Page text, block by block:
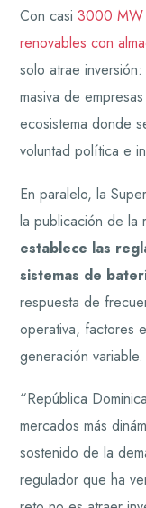
Con casi3000 MW
renovables con
solo atrae inversión:
masiva de
ecosistema donde
voluntad política e
En paralelo, la
la publicación de la
establece las
sistemas de
respuesta de
operativa, factores
generación variable.
“República
mercados más
sostenido de la
regulador que ha